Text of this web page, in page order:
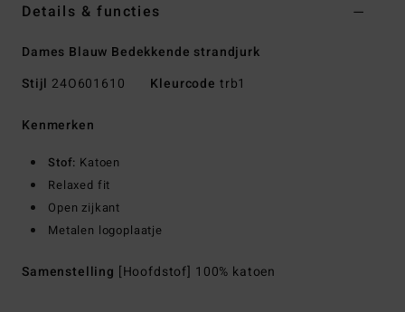
Details & functies
Dames Blauw Bedekkende strandjurk
Stijl 24O601610 Kleurcode trb1
Kenmerken
Stof: Katoen
Relaxed fit
Open zijkant
Metalen logoplaatje
Samenstelling [Hoofdstof] 100% katoen